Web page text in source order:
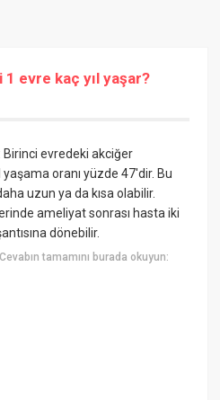
evre kaç yıl yaşar?
Birinci evredeki akciğer
yaşama oranı yüzde 47'dir. Bu
uzun ya da kısa olabilir.
ameliyat sonrası hasta iki
dönebilir.
Cevabın tamamını burada okuyun: